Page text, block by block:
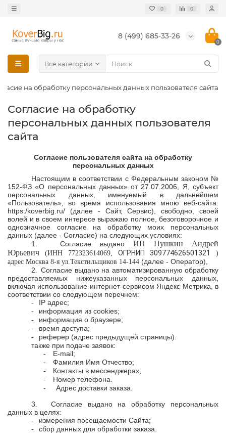
0 0
8 (499) 685-33-26
0
Все категории
на обработку персональных данных пользователя сайта
Согласие на обработку
персональных данных пользователя
сайта
Согласие пользователя сайта на обработку
персональных данных
Настоящим в соответствии с Федеральным законом №
152-ФЗ «О персональных данных» от 27.07.2006, Я, субъект
персональных данных, именуемый в дальнейшем
«Пользователь», во время использования мною веб-сайта:
https:/koverbig ru/ (далее - Сайт, Сервис), свободно, своей
волей и в своем интересе выражаю полное, безоговорочное и
однозначное согласие на обработку моих персональных
данных (далее - Согласие) на следующих условиях:
1.
Согласие выданоИП Пушкин Андрей
Юрьевич (ИНН 772323614069, ОГРНИП 309774626501321
)
адрес Москва 8-я ул.Текстильщиков 14-144 (далее - Оператор),
2.
Согласие выдано на автоматизированную обработку
предоставляемых нижеуказанных персональных данных,
включая использование интернет-сервисом Яндекс Метрика, в
соответствии со следующем перечнем:
- IP адрес;
- информация из cookies;
- информация о браузере;
- время доступа;
-
реферер (адрес предыдущей страницы).
также при подаче заявок:
- E-mail;
- Фамилия Имя Отчество;
- Контакты в мессенджерах;
-
Номер телефона.
- Адрес доставки заказа.
3.
Согласие выдано на обработку персональных
данных в целях:
- измерения посещаемости Сайта;
- сбор данных для обработки заказа.